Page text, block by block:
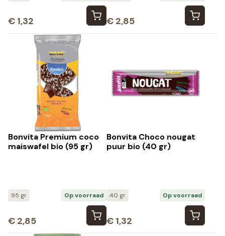
€ 1,32 € 2,85
Bonvita Premium coco
maiswafel bio (95 gr)
95 gr Op voorraad
€ 2,85
Bonvita Choco nougat
puur bio (40 gr)
40 gr Op voorraad
€ 1,32